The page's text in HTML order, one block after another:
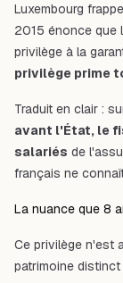
Luxembourg
2015 énonce que
privilège à la
privilège prime
Traduit en clair :
avant l'État, le
salariés de
français ne
La nuance que 8
Ce privilège n'est
patrimoine